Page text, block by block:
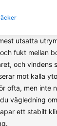
utsatta
fukt mellan
och vindens
mot kalla
ofta, men inte
vägledning
ett stabilt